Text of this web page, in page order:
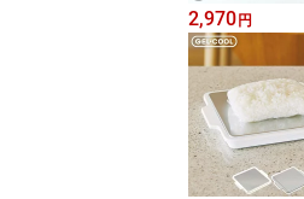
2,970 円